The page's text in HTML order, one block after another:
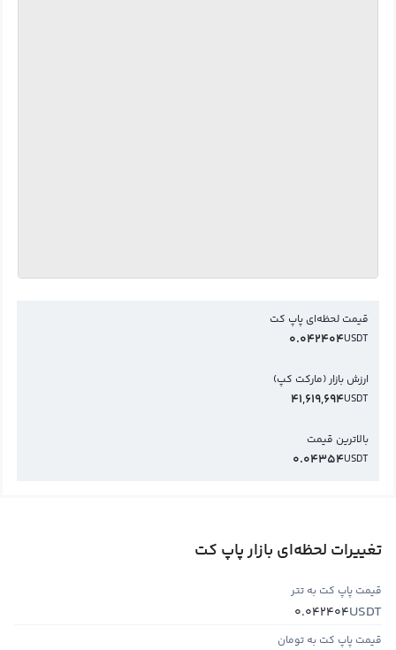
قیمت لحظه‌ای پاپ کت
USDT
0.042404
ارزش بازار (مارکت کپ)
USDT
41,619,694
بالاترین قیمت
USDT
0.04354
تغییرات لحظه‌ای بازار پاپ کت
قیمت پاپ کت به تتر
USDT
0.042404
قیمت پاپ کت به تومان